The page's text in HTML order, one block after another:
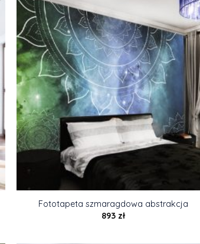
Fototapeta szmaragdowa abstrakcja
893 zł